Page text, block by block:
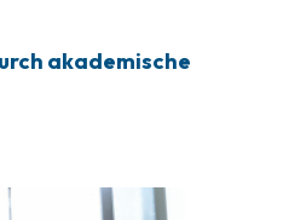
akademische